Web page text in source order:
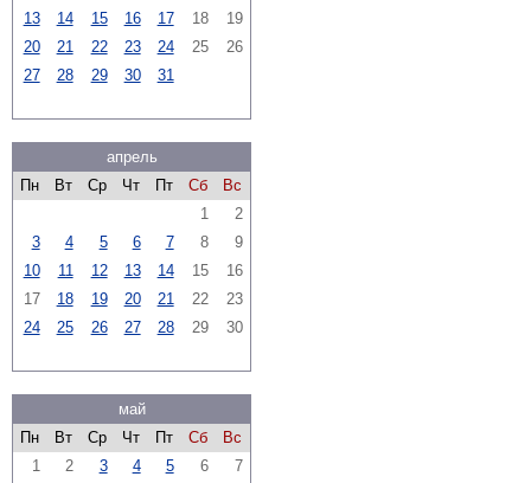
13
14 15 16 17 18
19
20
21 22 23 24 25
26
27
28 29 30 31
апрель
Пн
Вт Ср Чт Пт Сб
Вс
1
2
3
4 5 6 7 8
9
10
11 12 13 14 15
16
17
18 19 20 21 22
23
24
25 26 27 28 29 30
май
Пн
Вт Ср Чт Пт Сб
Вс
1
2 3 4 5 6
7